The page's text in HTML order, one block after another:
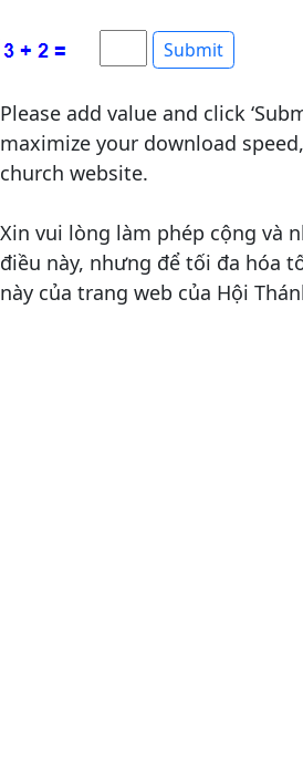
Please add value and click
maximize your download
church website.
Xin vui lòng làm phép cộng và
điều này, nhưng để tối đa hóa
này của trang web của Hội